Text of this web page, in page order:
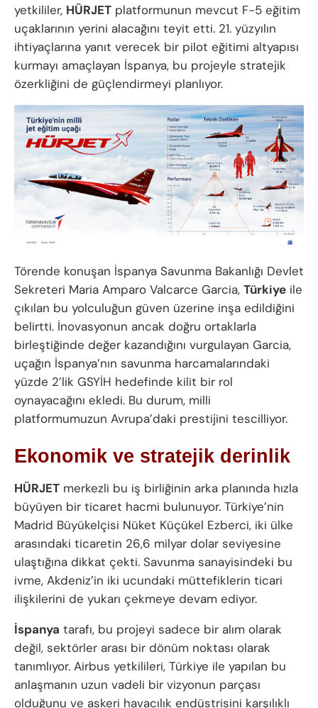
yetkililer, HÜRJET platformunun mevcut F-5 eğitim
uçaklarının yerini alacağını teyit etti. 21. yüzyılın
ihtiyaçlarına yanıt verecek bir pilot eğitimi altyapısı
kurmayı amaçlayan İspanya, bu projeyle stratejik
özerkliğini de güçlendirmeyi planlıyor.
Törende konuşan İspanya Savunma Bakanlığı Devlet
Sekreteri Maria Amparo Valcarce Garcia, Türkiye ile
çıkılan bu yolculuğun güven üzerine inşa edildiğini
belirtti. İnovasyonun ancak doğru ortaklarla
birleştiğinde değer kazandığını vurgulayan Garcia,
uçağın İspanya’nın savunma harcamalarındaki
yüzde 2’lik GSYİH hedefinde kilit bir rol
oynayacağını ekledi. Bu durum, milli
platformumuzun Avrupa’daki prestijini tescilliyor.
Ekonomik ve stratejik derinlik
HÜRJET merkezli bu iş birliğinin arka planında hızla
büyüyen bir ticaret hacmi bulunuyor. Türkiye’nin
Madrid Büyükelçisi Nüket Küçükel Ezberci, iki ülke
arasındaki ticaretin 26,6 milyar dolar seviyesine
ulaştığına dikkat çekti. Savunma sanayisindeki bu
ivme, Akdeniz’in iki ucundaki müttefiklerin ticari
ilişkilerini de yukarı çekmeye devam ediyor.
İspanya tarafı, bu projeyi sadece bir alım olarak
değil, sektörler arası bir dönüm noktası olarak
tanımlıyor. Airbus yetkilileri, Türkiye ile yapılan bu
anlaşmanın uzun vadeli bir vizyonun parçası
olduğunu ve askeri havacılık endüstrisini karşılıklı